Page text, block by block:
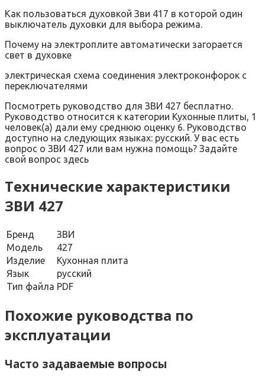
Как пользоваться духовкой Зви 417 в которой один
выключатель духовки для выбора режима.
Почему на электроплите автоматически загорается
свет в духовке
электрическая схема соединения электроконфорок с
переключателями
Посмотреть руководство для ЗВИ 427 бесплатно.
Руководство относится к категории Кухонные плиты, 1
человек(а) дали ему среднюю оценку 6. Руководство
доступно на следующих языках: русский. У вас есть
вопрос о ЗВИ 427 или вам нужна помощь? Задайте
свой вопрос здесь
Технические характеристики
ЗВИ 427
Бренд
ЗВИ
Модель
427
Изделие
Кухонная плита
Язык
русский
Тип файла PDF
Похожие руководства по
эксплуатации
Часто задаваемые вопросы